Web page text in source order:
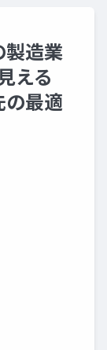
製造業
える
最適